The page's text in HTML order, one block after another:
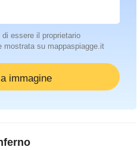
essere il proprietario
mostrata su mappaspiagge.it
immagine